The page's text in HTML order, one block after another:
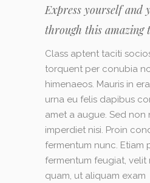
Express yourself and
through this amazing
Class aptent taciti
torquent per conubia
himenaeos. Mauris in
urna eu felis dapibus
amet a augue. Sed non
imperdiet nisi. Proin
fermentum nunc. Etiam
fermentum feugiat, velit
quam, ut aliquam exam